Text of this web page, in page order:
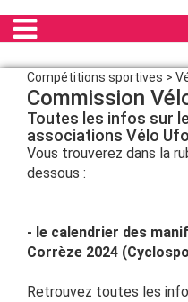
Compétitions sportives >
Commission
Toutes les infos sur
associations Vélo
Vous trouverez dans la
dessous :
- le calendrier des
Corrèze 2024
Retrouvez toutes les